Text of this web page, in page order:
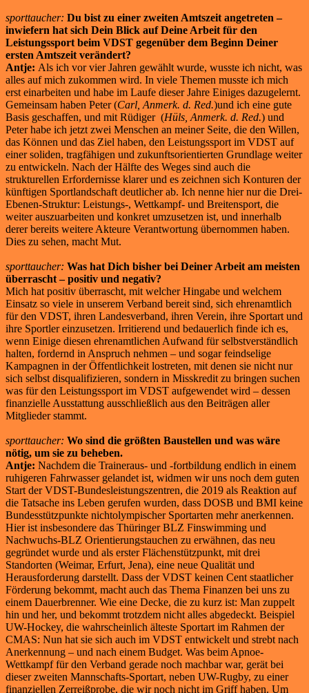
sporttaucher: Du bist zu einer zweiten Amtszeit angetreten –
inwiefern hat sich Dein Blick auf Deine Arbeit für den
Leistungssport beim VDST gegenüber dem Beginn Deiner
ersten Amtszeit verändert?
Antje: Als ich vor vier Jahren gewählt wurde, wusste ich nicht, was
alles auf mich zukommen wird. In viele Themen musste ich mich
erst einarbeiten und habe im Laufe dieser Jahre Einiges dazugelernt.
Gemeinsam haben Peter (Carl, Anmerk. d. Red.)und ich eine gute
Basis geschaffen, und mit Rüdiger (Hüls, Anmerk. d. Red.) und
Peter habe ich jetzt zwei Menschen an meiner Seite, die den Willen,
das Können und das Ziel haben, den Leistungssport im VDST auf
einer soliden, tragfähigen und zukunftsorientierten Grundlage weiter
zu entwickeln. Nach der Hälfte des Weges sind auch die
strukturellen Erfordernisse klarer und es zeichnen sich Konturen der
künftigen Sportlandschaft deutlicher ab. Ich nenne hier nur die Drei-
Ebenen-Struktur: Leistungs-, Wettkampf- und Breitensport, die
weiter auszuarbeiten und konkret umzusetzen ist, und innerhalb
derer bereits weitere Akteure Verantwortung übernommen haben.
Dies zu sehen, macht Mut.
sporttaucher: Was hat Dich bisher bei Deiner Arbeit am meisten
überrascht – positiv und negativ?
Mich hat positiv überrascht, mit welcher Hingabe und welchem
Einsatz so viele in unserem Verband bereit sind, sich ehrenamtlich
für den VDST, ihren Landesverband, ihren Verein, ihre Sportart und
ihre Sportler einzusetzen. Irritierend und bedauerlich finde ich es,
wenn Einige diesen ehrenamtlichen Aufwand für selbstverständlich
halten, fordernd in Anspruch nehmen – und sogar feindselige
Kampagnen in der Öffentlichkeit lostreten, mit denen sie nicht nur
sich selbst disqualifizieren, sondern in Misskredit zu bringen suchen
was für den Leistungssport im VDST aufgewendet wird – dessen
finanzielle Ausstattung ausschließlich aus den Beiträgen aller
Mitglieder stammt.
sporttaucher: Wo sind die größten Baustellen und was wäre
nötig, um sie zu beheben.
Antje: Nachdem die Traineraus- und -fortbildung endlich in einem
ruhigeren Fahrwasser gelandet ist, widmen wir uns noch dem guten
Start der VDST-Bundesleistungszentren, die 2019 als Reaktion auf
die Tatsache ins Leben gerufen wurden, dass DOSB und BMI keine
Bundesstützpunkte nichtolympischer Sportarten mehr anerkennen.
Hier ist insbesondere das Thüringer BLZ Finswimming und
Nachwuchs-BLZ Orientierungstauchen zu erwähnen, das neu
gegründet wurde und als erster Flächenstützpunkt, mit drei
Standorten (Weimar, Erfurt, Jena), eine neue Qualität und
Herausforderung darstellt. Dass der VDST keinen Cent staatlicher
Förderung bekommt, macht auch das Thema Finanzen bei uns zu
einem Dauerbrenner. Wie eine Decke, die zu kurz ist: Man zuppelt
hin und her, und bekommt trotzdem nicht alles abgedeckt. Beispiel
UW-Hockey, die wahrscheinlich älteste Sportart im Rahmen der
CMAS: Nun hat sie sich auch im VDST entwickelt und strebt nach
Anerkennung – und nach einem Budget. Was beim Apnoe-
Wettkampf für den Verband gerade noch machbar war, gerät bei
dieser zweiten Mannschafts-Sportart, neben UW-Rugby, zu einer
finanziellen Zerreißprobe, die wir noch nicht im Griff haben. Um